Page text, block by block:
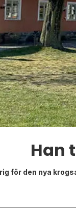
Han
för den nya